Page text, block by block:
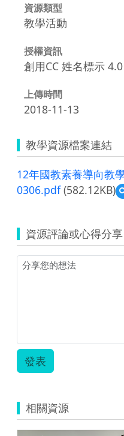
資源類型
教學活動
授權資訊
創用CC 姓名標示
上傳時間
2018-11-13
教學資源檔案連結
12年國教素養導向教
0306.pdf(582.12KB)
資源評論或心得分享
發表
相關資源